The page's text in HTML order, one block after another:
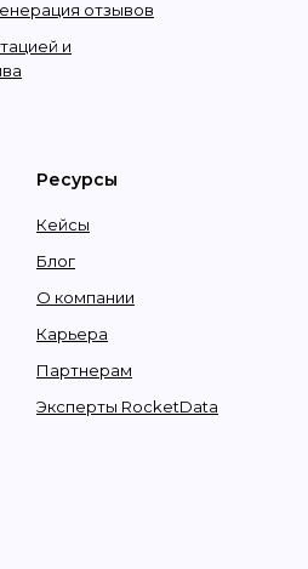
и
отзывов
Ресурсы
О компании
Кейсы
Блог
Эксперты RocketData
Партнерам
Карьера